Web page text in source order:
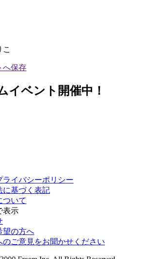
こ
イベント開催中！
ライバシーポリシー
に基づく表記
ついて
表示
望の方へ
のご意見をお聞かせください